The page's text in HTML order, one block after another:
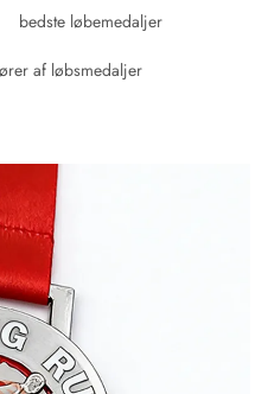
bedste løbemedaljer
af løbsmedaljer